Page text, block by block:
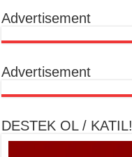
Advertisement
Advertisement
DESTEK OL / KATIL!